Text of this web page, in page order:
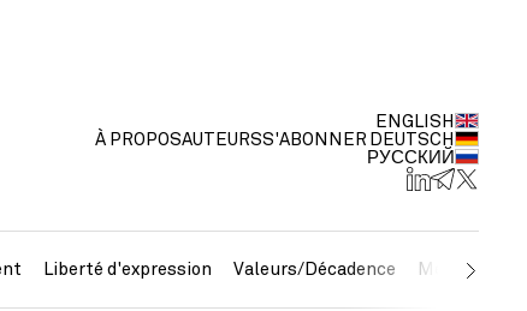
À PROPOSAUTEURSS'ABONNER
ENGLISH
DEUTSCH
РУССКИЙ
Liberté d'expression Valeurs/Décadence Métaux